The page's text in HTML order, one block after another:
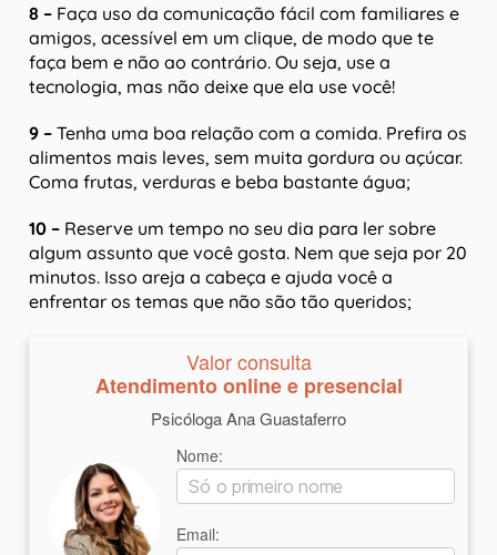
8 – Faça uso da comunicação fácil com familiares e
amigos, acessível em um clique, de modo que te
faça bem e não ao contrário. Ou seja, use a
tecnologia, mas não deixe que ela use você!
9 – Tenha uma boa relação com a comida. Prefira os
alimentos mais leves, sem muita gordura ou açúcar.
Coma frutas, verduras e beba bastante água;
10 – Reserve um tempo no seu dia para ler sobre
algum assunto que você gosta. Nem que seja por 20
minutos. Isso areja a cabeça e ajuda você a
enfrentar os temas que não são tão queridos;
Valor consulta
Atendimento online e presencial
Psicóloga Ana Guastaferro
Nome:
Email: